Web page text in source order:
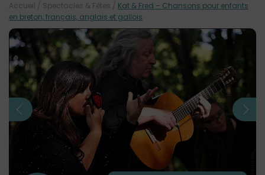
Accueil / Spectacles & Fêtes / Kat & Fred – Chansons pour enfants
en breton, français, anglais et gallois